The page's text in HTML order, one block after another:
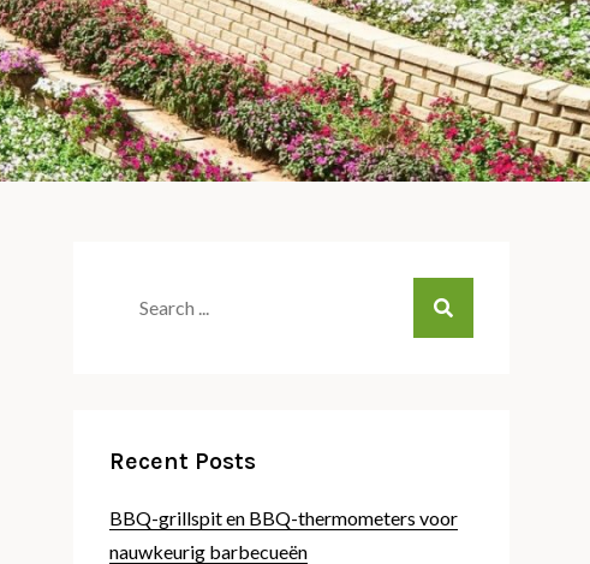
Recent Posts
BBQ-grillspit en BBQ-thermometers voor
nauwkeurig barbecueën